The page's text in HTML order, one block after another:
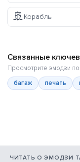
🚢Корабль
Связанные
Просмотрите эмодзи
багаж
печать
ЧИТАТЬ О ЭМОДЗИ